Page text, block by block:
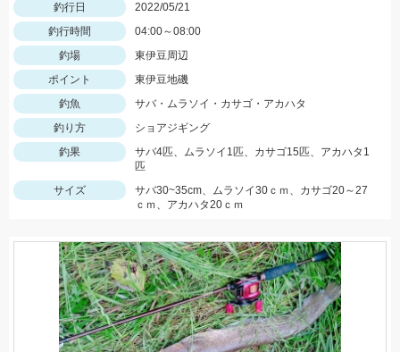
釣行日
2022/05/21
釣行時間
04:00～08:00
釣場
東伊豆周辺
ポイント
東伊豆地磯
釣魚
サバ・ムラソイ・カサゴ・アカハタ
釣り方
ショアジギング
釣果
サバ4匹、ムラソイ1匹、カサゴ15匹、アカハタ1
匹
サイズ
サバ30~35cm、ムラソイ30ｃｍ、カサゴ20～27
ｃｍ、アカハタ20ｃｍ